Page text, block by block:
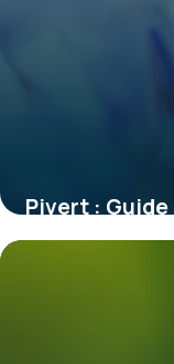
Pivert :
1 juin 2026